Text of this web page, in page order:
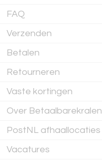
FAQ
Verzenden
Betalen
Retourneren
Vaste kortingen
Over Betaalbarekralen
PostNL afhaallocaties
Vacatures